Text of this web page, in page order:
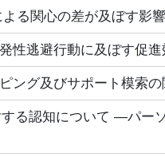
る関心の差が及ぼす影
性逃避行動に及ぼす促進
ング及びサポート模索の
る認知について ―パー